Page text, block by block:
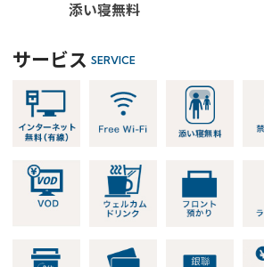
添い寝無料
サービス SERVICE